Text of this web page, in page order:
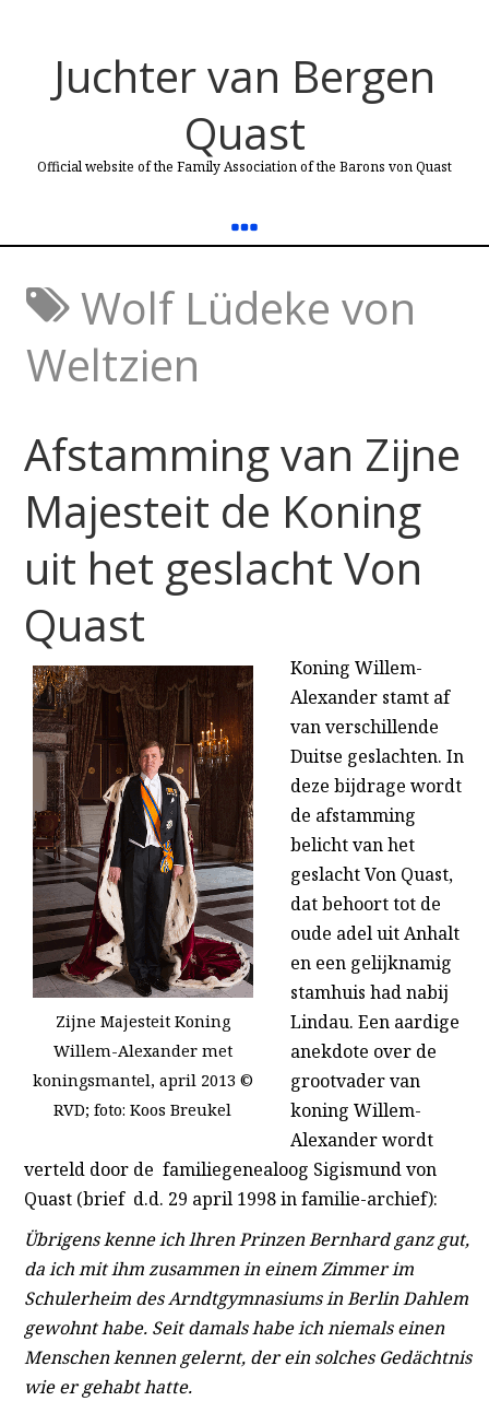
Juchter van Bergen
Quast
Official website of the Family Association of the Barons von Quast
Wolf Lüdeke von
Weltzien
Afstamming van Zijne
Majesteit de Koning
uit het geslacht Von
Quast
Zijne Majesteit Koning
Willem-Alexander met
koningsmantel, april 2013 ©
RVD; foto: Koos Breukel
Koning Willem-
Alexander stamt af
van verschillende
Duitse geslachten. In
deze bijdrage wordt
de afstamming
belicht van het
geslacht Von Quast,
dat behoort tot de
oude adel uit Anhalt
en een gelijknamig
stamhuis had nabij
Lindau. Een aardige
anekdote over de
grootvader van
koning Willem-
Alexander wordt
verteld door de familiegenealoog Sigismund von
Quast (brief d.d. 29 april 1998 in familie-archief):
Übrigenskenne ich lhren Prinzen Bernhard ganz gut,
da ich mit ihm zusammen in einem Zimmer im
Schulerheim des Arndtgymnasiums in Berlin Dahlem
gewohnt habe. Seit damals habe ich niemals einen
Menschen kennen gelernt, der ein solches Gedächtnis
wie er gehabt hatte.